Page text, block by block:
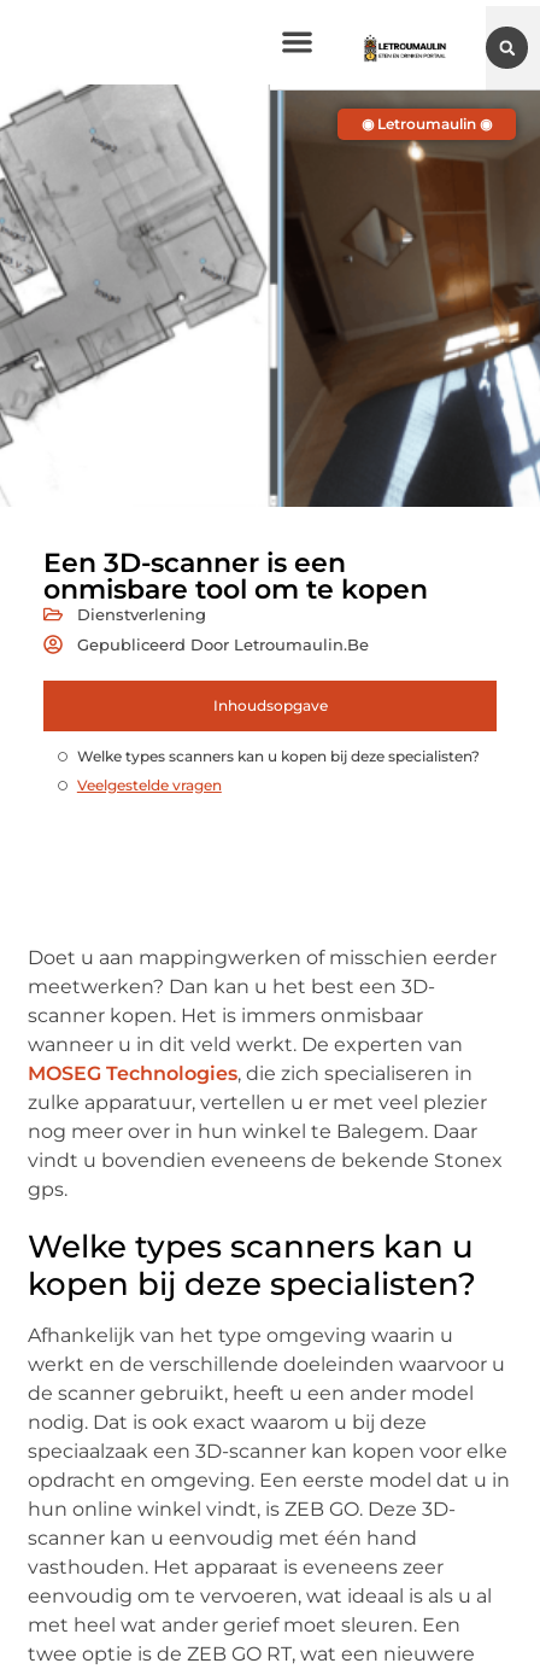
Een 3D-scanner is een
onmisbare tool om te kopen
Dienstverlening
Gepubliceerd Door Letroumaulin.be
Inhoudsopgave
Welke types scanners kan u kopen bij deze specialisten?
Veelgestelde vragen
◉ Letroumaulin ◉
Doet u aan mappingwerken of misschien eerder
meetwerken? Dan kan u het best een 3D-
scanner kopen. Het is immers onmisbaar
wanneer u in dit veld werkt. De experten van
MOSEG Technologies, die zich specialiseren in
zulke apparatuur, vertellen u er met veel plezier
nog meer over in hun winkel te Balegem. Daar
vindt u bovendien eveneens de bekende Stonex
gps.
Welke types scanners kan u
kopen bij deze specialisten?
Afhankelijk van het type omgeving waarin u
werkt en de verschillende doeleinden waarvoor u
de scanner gebruikt, heeft u een ander model
nodig. Dat is ook exact waarom u bij deze
speciaalzaak een 3D-scanner kan kopen voor elke
opdracht en omgeving. Een eerste model dat u in
hun online winkel vindt, is ZEB GO. Deze 3D-
scanner kan u eenvoudig met één hand
vasthouden. Het apparaat is eveneens zeer
eenvoudig om te vervoeren, wat ideaal is als u al
met heel wat ander gerief moet sleuren. Een
twee optie is de ZEB GO RT, wat een nieuwere